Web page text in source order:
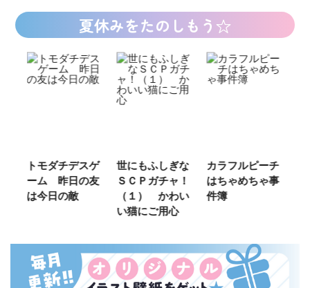
夏休みをたのしもう☆
トモダチデスゲ
ーム 昨日の友
は今日の敵
世にもふしぎな
ＳＣＰガチャ！
（１） かわい
い猫にご用心
カラフルピーチ
はちゃめちゃ事
件簿